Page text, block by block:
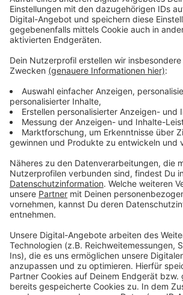
Anzeige
Weitere Meldungen aus
Schnee und Eis: Erste Auswirkungen in
Juwelierüberfall in Leverkusen ist
Aktenzeichen XY
Heute kein Präsenzunterricht in
Anzeige